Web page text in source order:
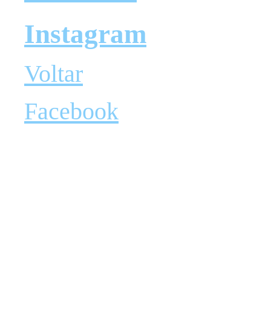
Instagram
Voltar
Facebook